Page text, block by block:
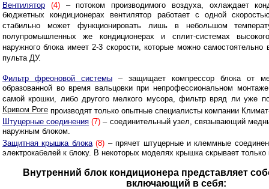
Вентилятор (4)– потоком производимого воздуха, охлаждает
бюджетных кондиционерах вентилятор работает с одной
стабильно может функционировать лишь в небольшом
полупромышленных же кондиционерах и сплит-системах
наружного блока имеет 2-3 скорости, которые можно
пульта ДУ.
Фильтр фреоновой системы – защищает компрессор блока от
образованной во время вальцовки при непрофессиональном
самой крошки, либо другого мелкого мусора, фильтр вряд ли уже
Кривом Роге производят только опытные специалисты компании
Штуцерные соединения (7) – соединительный узел, связывающий
наружным блоком.
Защитная крышка блока (8) – прячет штуцерные и клеммные
электрокабелей к блоку. В некоторых моделях крышка скрывает
Внутренний блок кондиционера представляет
включающий в себя: